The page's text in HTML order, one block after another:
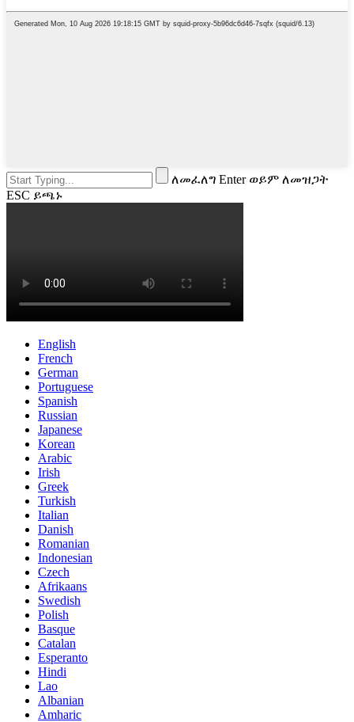
ለመፈለግ Enter ወይም ለመዝጋት
ESC ይጫኑ
English
French
German
Portuguese
Spanish
Russian
Japanese
Korean
Arabic
Irish
Greek
Turkish
Italian
Danish
Romanian
Indonesian
Czech
Afrikaans
Swedish
Polish
Basque
Catalan
Esperanto
Hindi
Lao
Albanian
Amharic